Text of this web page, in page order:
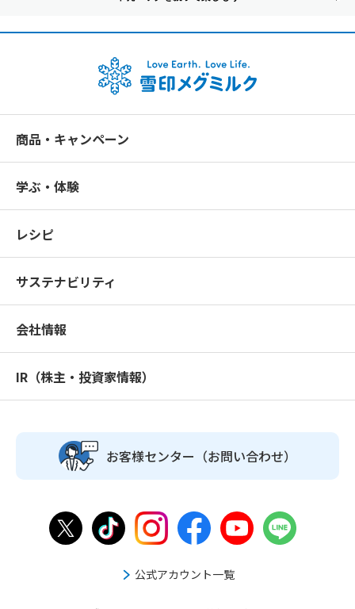
商品・キャンペーン
学ぶ・体験
レシピ
サステナビリティ
会社情報
IR（株主・投資家情報）
お客様センター （お問い合わせ）
公式アカウント一覧